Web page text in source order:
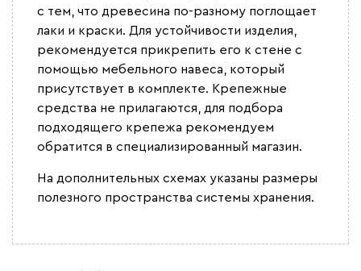
с тем, что древесина по-разному поглощает
лаки и краски. Для устойчивости изделия,
рекомендуется прикрепить его к стене с
помощью мебельного навеса, который
присутствует в комплекте. Крепежные
средства не прилагаются, для подбора
подходящего крепежа рекомендуем
обратится в специализированный магазин.
На дополнительных схемах указаны размеры
полезного пространства системы хранения.